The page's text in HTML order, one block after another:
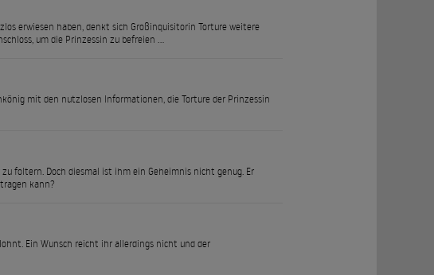
erwiesen haben, denkt sich Großinquisitorin Torture weitere
um die Prinzessin zu befreien …
mit den nutzlosen Informationen, die Torture der Prinzessin
foltern. Doch diesmal ist ihm ein Geheimnis nicht genug. Er
kann?
Ein Wunsch reicht ihr allerdings nicht und der